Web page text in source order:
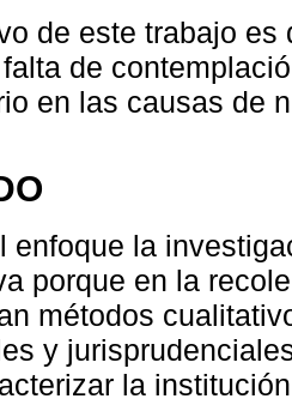
de este trabajo
de
en las causas de
enfoque la
porque en la
métodos
y
la